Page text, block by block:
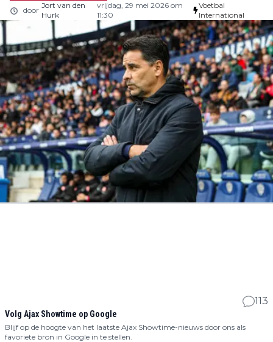
door
Jort van den
Hurk
vrijdag, 29 mei 2026 om
11:30
Voetbal
International
113
Volg Ajax Showtime op Google
Blijf op de hoogte van het laatste Ajax Showtime-nieuws door ons als
favoriete bron in Google in te stellen.